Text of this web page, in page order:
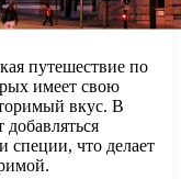
путешествие по
имеет свою
вкус. В
специи, что делает